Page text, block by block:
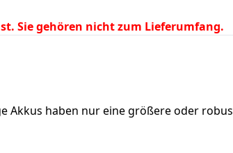
Sie gehören nicht zum Lieferumfang.
Akkus haben nur eine größere oder